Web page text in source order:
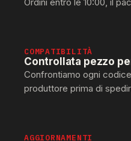
COMPATIBILITÀ
Controllata pezzo
Confrontiamo ogni
produttore prima di
AGGIORNAMENTI